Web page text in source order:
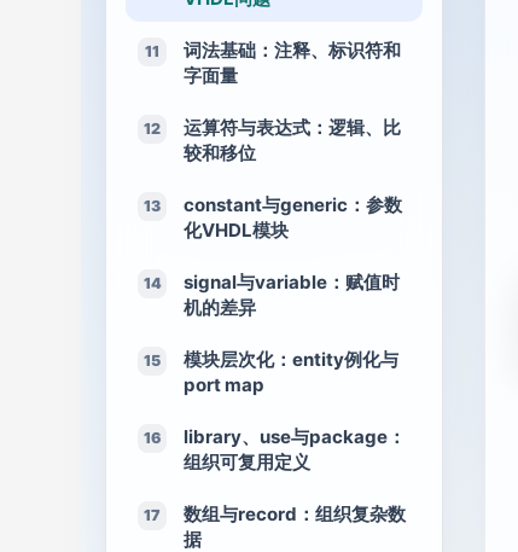
11
词法基础：注释、标识符和
字面量
12
运算符与表达式：逻辑、比
较和移位
13
constant与generic：参数
化VHDL模块
14
signal与variable：赋值时
机的差异
15
模块层次化：entity例化与
port map
16
library、use与package：
组织可复用定义
17
数组与record：组织复杂数
据